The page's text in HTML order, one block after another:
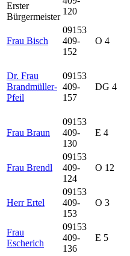
Erster
Bürgermeister
120
Frau Bisch
09153
409-
152
O 4
Dr. Frau
Brandmüller-
Pfeil
09153
409-
157
DG 4
Frau Braun
09153
409-
130
E 4
Frau Brendl
09153
409-
124
O 12
Herr Ertel
09153
409-
153
O 3
Frau
Escherich
09153
409-
136
E 5